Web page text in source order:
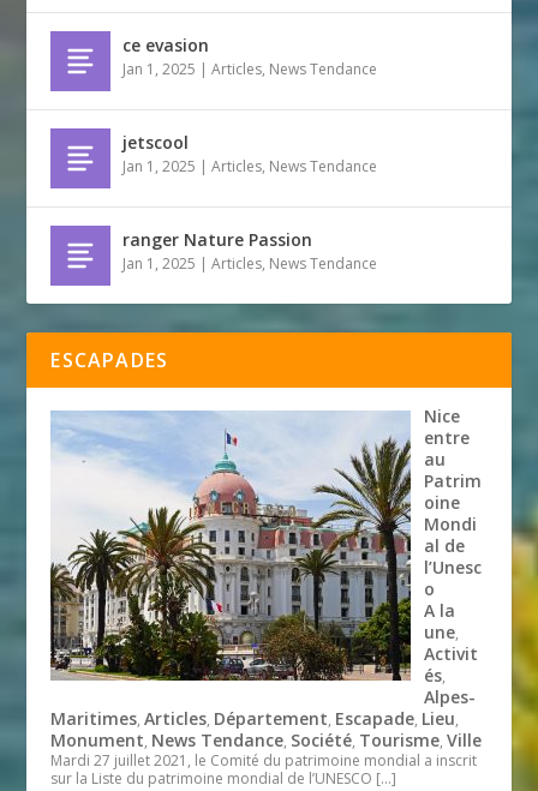
ce evasion
Jan 1, 2025 |Articles, News Tendance
jetscool
Jan 1, 2025 |Articles, News Tendance
ranger Nature Passion
Jan 1, 2025 |Articles, News Tendance
ESCAPADES
Nice
entre
au
Patrim
oine
Mondi
al de
l’Unesc
o
A la
une,
Activit
és,
Alpes-
Maritimes,Articles, Département, Escapade, Lieu,
Monument, News Tendance, Société, Tourisme,Ville
Mardi 27 juillet 2021, le Comité du patrimoine mondial a inscrit
sur la Liste du patrimoine mondial de l’UNESCO […]